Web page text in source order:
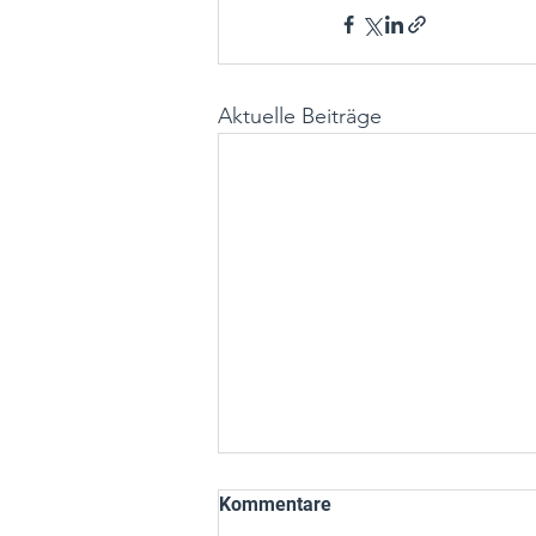
Aktuelle Beiträge
Kommentare